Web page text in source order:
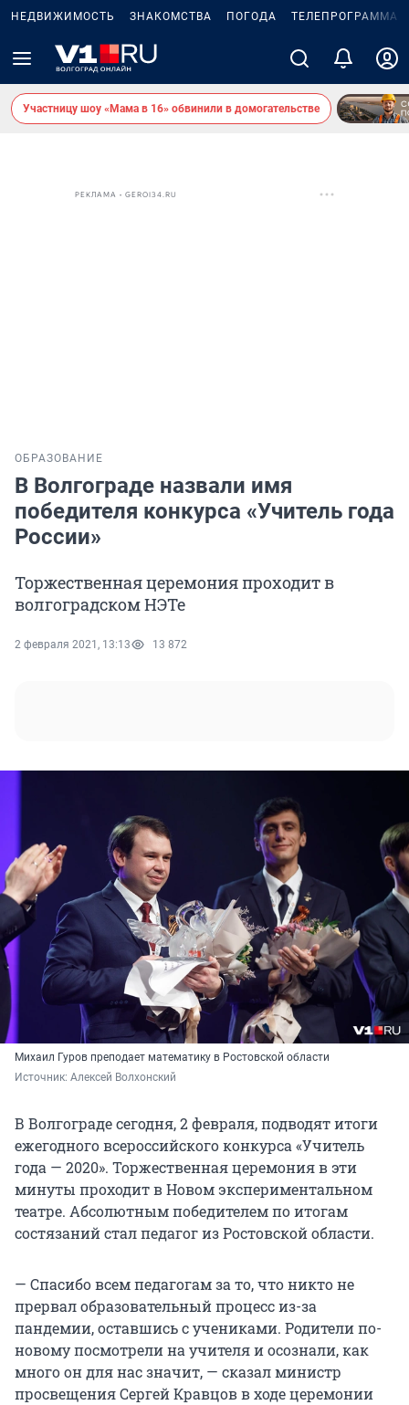
НЕДВИЖИМОСТЬ ЗНАКОМСТВА ПОГОДА ТЕЛЕПРОГРАММА
Участницу шоу «Мама в 16» обвинили в домогательстве
РЕКЛАМА • GEROI34.RU
ОБРАЗОВАНИЕ
В Волгограде назвали имя
победителя конкурса «Учитель года
России»
Торжественная церемония проходит в
волгоградском НЭТе
2 февраля 2021, 13:13 13 872
Михаил Гуров преподает математику в Ростовской области
Источник: Алексей Волхонский
В Волгограде сегодня, 2 февраля, подводят итоги
ежегодного всероссийского конкурса «Учитель
года — 2020». Торжественная церемония в эти
минуты проходит в Новом экспериментальном
театре. Абсолютным победителем по итогам
состязаний стал педагог из Ростовской области.
— Спасибо всем педагогам за то, что никто не
прервал образовательный процесс из-за
пандемии, оставшись с учениками. Родители по-
новому посмотрели на учителя и осознали, как
много он для нас значит, — сказал министр
просвещения Сергей Кравцов в ходе церемонии